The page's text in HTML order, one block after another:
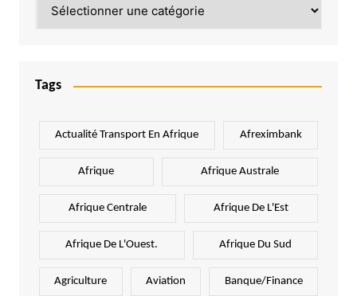
Tags
Actualité Transport En Afrique Afreximbank
Afrique Afrique Australe
Afrique Centrale Afrique De L'Est
Afrique De L'Ouest. Afrique Du Sud
Agriculture Aviation Banque/Finance